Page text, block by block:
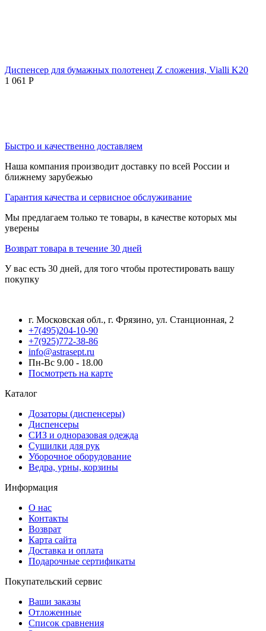
Диспенсер для бумажных полотенец Z сложения, Vialli K20
1 061 Р
Быстро и качественно доставляем
Наша компания производит доставку по всей России и
ближнему зарубежью
Гарантия качества и сервисное обслуживание
Мы предлагаем только те товары, в качестве которых мы
уверены
Возврат товара в течение 30 дней
У вас есть 30 дней, для того чтобы протестировать вашу
покупку
г. Московская обл., г. Фрязино, ул. Станционная, 2
+7(495)204-10-90
+7(925)772-38-86
info@astrasept.ru
Пн-Вс 9.00 - 18.00
Посмотреть на карте
Каталог
Дозаторы (диспенсеры)
Диспенсеры
СИЗ и одноразовая одежда
Сушилки для рук
Уборочное оборудование
Ведра, урны, корзины
Информация
О нас
Контакты
Возврат
Карта сайта
Доставка и оплата
Подарочные сертификаты
Покупательский сервис
Ваши заказы
Отложенные
Список сравнения